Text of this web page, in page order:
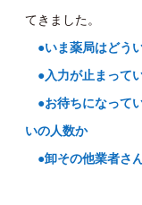
てきました。
●いま薬局はどう
●入力が止まって
●お待ちになって
いの人数か
●卸その他業者さ